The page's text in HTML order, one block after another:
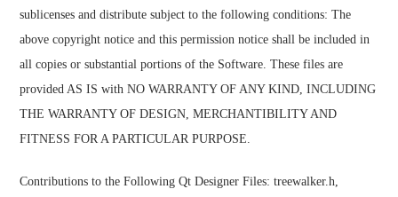
sublicenses and distribute subject to the following conditions: The
above copyright notice and this permission notice shall be included in
all copies or substantial portions of the Software. These files are
provided AS IS with NO WARRANTY OF ANY KIND, INCLUDING
THE WARRANTY OF DESIGN, MERCHANTIBILITY AND
FITNESS FOR A PARTICULAR PURPOSE.
Contributions to the Following Qt Designer Files: treewalker.h,